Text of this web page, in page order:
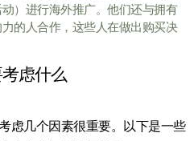
）进行海外推广。他们还与拥有
的人合作，这些人在做出购买决
虑什么
虑几个因素很重要。以下是一些